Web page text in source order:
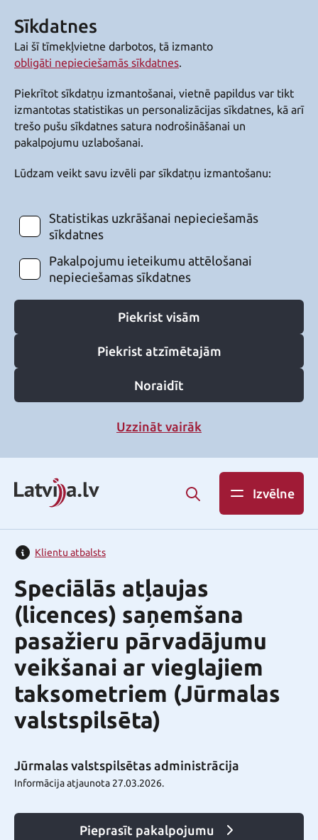
Sīkdatnes
Lai šī tīmekļvietne darbotos, tā izmanto
obligāti nepieciešamās sīkdatnes.
Piekrītot sīkdatņu izmantošanai, vietnē papildus var tikt
izmantotas statistikas un personalizācijas sīkdatnes, kā arī
trešo pušu sīkdatnes satura nodrošināšanai un
pakalpojumu uzlabošanai.
Lūdzam veikt savu izvēli par sīkdatņu izmantošanu:
Statistikas uzkrāšanai nepieciešamās
sīkdatnes
Pakalpojumu ieteikumu attēlošanai
nepieciešamas sīkdatnes
Piekrist visām
Piekrist atzīmētajām
Noraidīt
Uzzināt vairāk
Izvēlne
Klientu atbalsts
Speciālās atļaujas
(licences) saņemšana
pasažieru pārvadājumu
veikšanai ar vieglajiem
taksometriem (Jūrmalas
valstspilsēta)
Jūrmalas valstspilsētas administrācija
Informācija atjaunota 27.03.2026.
Pieprasīt pakalpojumu